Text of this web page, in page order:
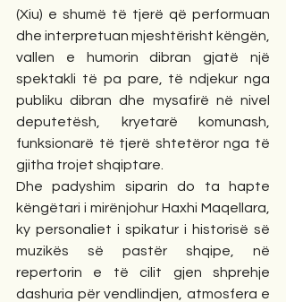
(Xiu) e shumë të tjerë që performuan
dhe interpretuan mjeshtërisht këngën,
vallen e humorin dibran gjatë një
spektakli të pa pare, të ndjekur nga
publiku dibran dhe mysafirë në nivel
deputetësh, kryetarë komunash,
funksionarë të tjerë shtetëror nga të
gjitha trojet shqiptare.
Dhe padyshim siparin do ta hapte
këngëtari i mirënjohur Haxhi Maqellara,
ky personaliet i spikatur i historisë së
muzikës së pastër shqipe, në
repertorin e të cilit gjen shprehje
dashuria për vendlindjen, atmosfera e